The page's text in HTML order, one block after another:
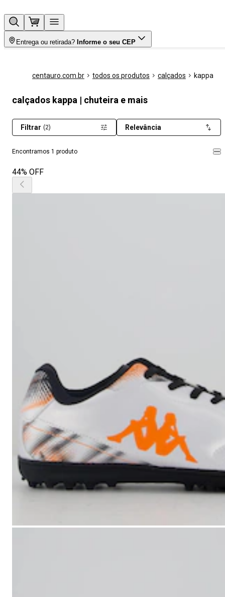
Entrega ou retirada? Informe o seu CEP
centauro.com.br todos os produtos calçados kappa
calçados kappa | chuteira e mais
Encontramos 1 produto
Filtrar (2) Relevância
44% OFF